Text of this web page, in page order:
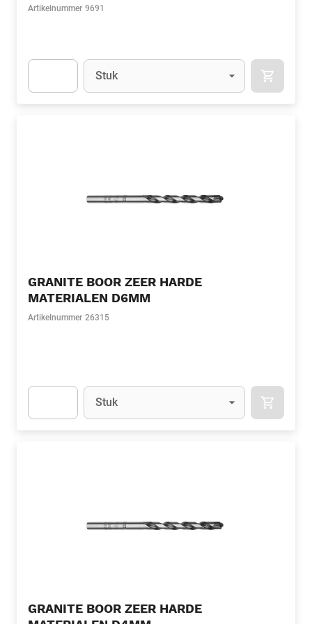
Artikelnummer 9691
Eenheid
Stuk
GRANITE BOOR ZEER HARDE
MATERIALEN D6MM
Artikelnummer 26315
Eenheid
Stuk
GRANITE BOOR ZEER HARDE